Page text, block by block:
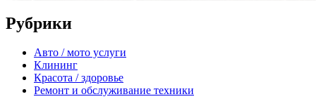
Рубрики
Авто / мото услуги
Клининг
Красота / здоровье
Ремонт и обслуживание техники